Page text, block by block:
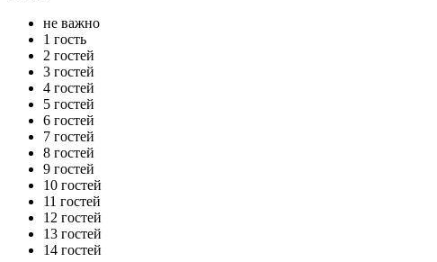
не важно
1 гость
2 гостей
3 гостей
4 гостей
5 гостей
6 гостей
7 гостей
8 гостей
9 гостей
10 гостей
11 гостей
12 гостей
13 гостей
14 гостей